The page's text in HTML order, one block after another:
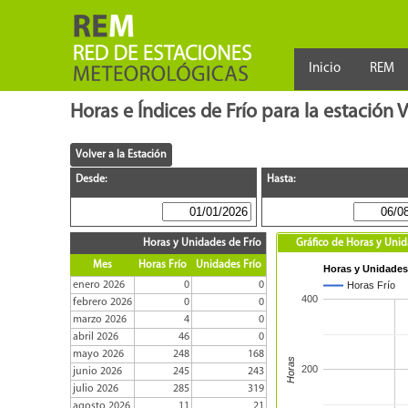
Inicio REM
Horas e Índices de Frío para la estación
Desde: Hasta:
Horas y Unidades de Frío
Mes
Horas Frío
Unidades Frío
enero 2026
0
0
febrero 2026
0
0
marzo 2026
4
0
abril 2026
46
0
mayo 2026
248
168
junio 2026
245
243
julio 2026
285
319
Gráfico de Horas y
Horas y
Horas Frío
200
400
Horas